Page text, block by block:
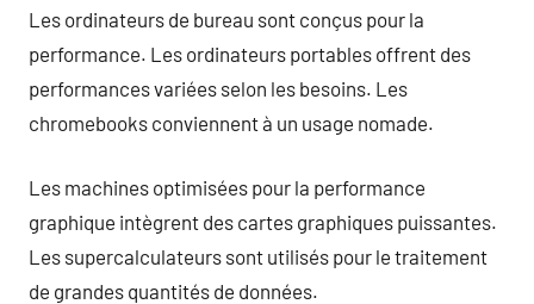
Les ordinateurs de bureau sont conçus pour la
performance. Les ordinateurs portables offrent des
performances variées selon les besoins. Les
chromebooks conviennent à un usage nomade.
Les machines optimisées pour la performance
graphique intègrent des cartes graphiques puissantes.
Les supercalculateurs sont utilisés pour le traitement
de grandes quantités de données.